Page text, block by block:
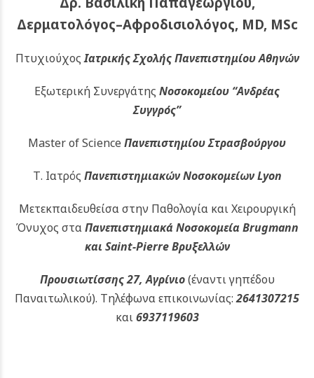
Δερματολόγος–Αφροδισιολόγος, MD, MSc
ΠτυχιούχοςΙατρικής Σχολής Πανεπιστημίου Αθηνών
Εξωτερική Συνεργάτης Νοσοκομείου “Ανδρέας
Συγγρός”
Master of Science Πανεπιστημίου Στρασβούργου
Τ. Ιατρός Πανεπιστημιακών Νοσοκομείων Lyon
Μετεκπαιδευθείσα στην Παθολογία και Χειρουργική
Όνυχος σταΠανεπιστημιακά Νοσοκομεία Brugmann
και Saint-Pierre Βρυξελλών
Προυσιωτίσσης 27, Αγρίνιο(έναντι γηπέδου
Παναιτωλικού). Τηλέφωνα επικοινωνίας:2641307215
και6937119603